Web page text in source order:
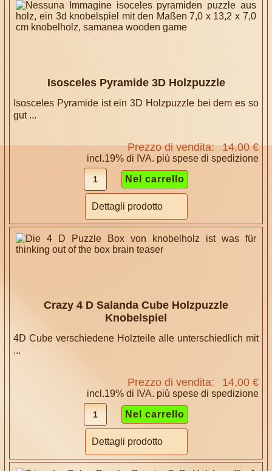
Isosceles Pyramide 3D Holzpuzzle
Isosceles Pyramide ist ein 3D Holzpuzzle bei dem es so
gut ...
Prezzo di vendita: 14,00 €
incl.19% di IVA. più spese di spedizione
Dettagli prodotto
Crazy 4 D Salanda Cube Holzpuzzle
Knobelspiel
4D Cube verschiedene Holzteile alle unterschiedlich mit
...
Prezzo di vendita: 14,00 €
incl.19% di IVA. più spese di spedizione
Dettagli prodotto